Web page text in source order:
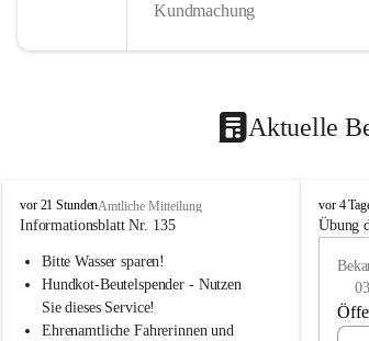
Kundmachung
Aktuelle
B
u
h
vor 21 StundenAmtliche Mitteilung
Informationsblatt Nr. 135
Bitte Wasser sparen!
Hundkot-Beutelspender - Nutzen
Sie dieses Service!
Ehrenamtliche Fahrerinnen und
B
u
vor 4
Übung